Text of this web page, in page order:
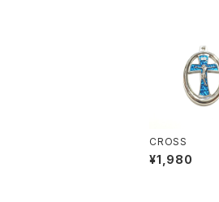
CROSS
¥1,980